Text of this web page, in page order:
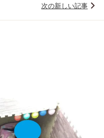
次の新しい記事